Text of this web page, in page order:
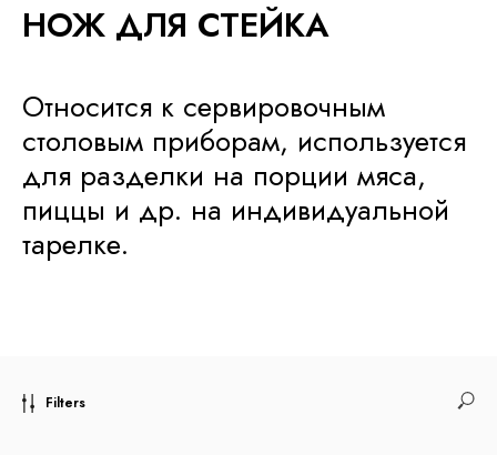
НОЖ ДЛЯ СТЕЙКА
Относится к сервировочным
столовым приборам, используется
для разделки на порции мяса,
пиццы и др. на индивидуальной
тарелке.
Filters